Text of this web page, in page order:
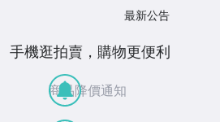
最新公告
手機逛拍賣，購物更便利
商品降價通知